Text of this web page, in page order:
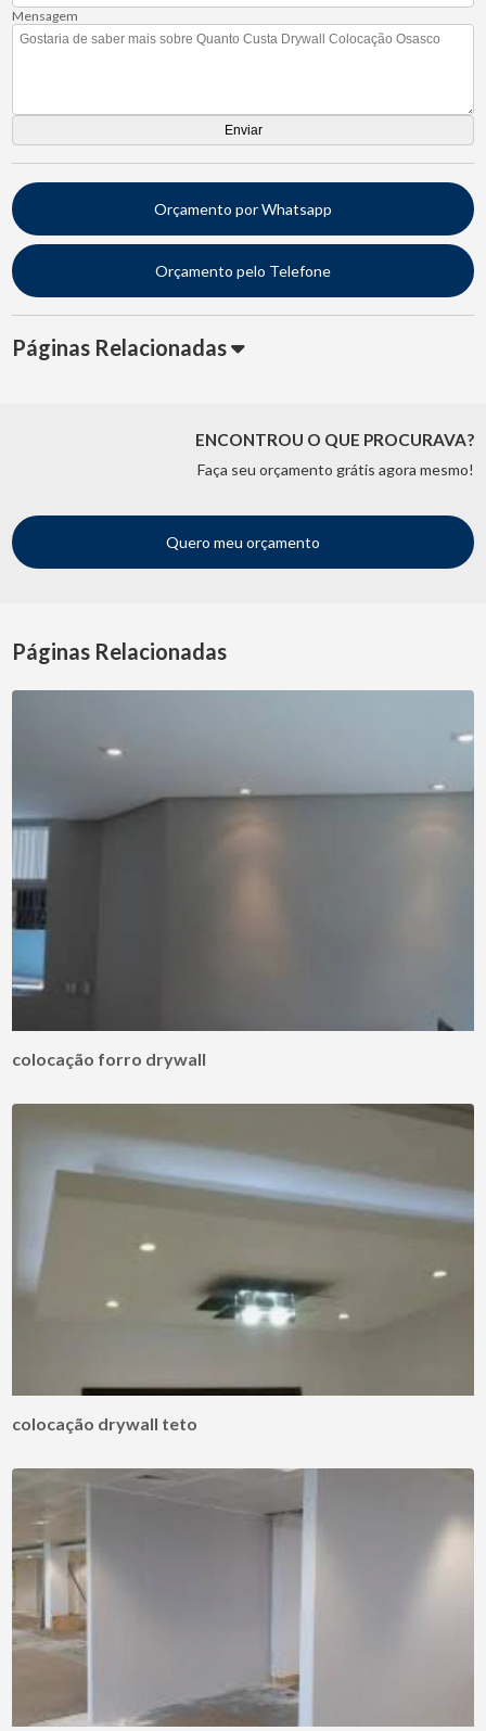
Mensagem
Orçamento por Whatsapp
Orçamento pelo Telefone
Páginas Relacionadas
ENCONTROU O QUE PROCURAVA?
Faça seu orçamento grátis agora mesmo!
Quero meu orçamento
Páginas Relacionadas
colocação forro drywall
colocação drywall teto